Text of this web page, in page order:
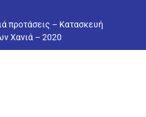
προτάσεις – Κατασκευή
Χανιά – 2020